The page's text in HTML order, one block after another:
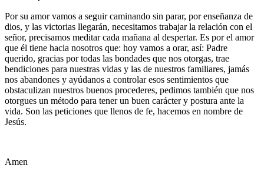
Por su amor vamos a seguir caminando sin parar, por enseñanza de
dios, y las victorias llegarán, necesitamos trabajar la relación con el
señor, precisamos meditar cada mañana al despertar. Es por el amor
que él tiene hacia nosotros que: hoy vamos a orar, así: Padre
querido, gracias por todas las bondades que nos otorgas, trae
bendiciones para nuestras vidas y las de nuestros familiares, jamás
nos abandones y ayúdanos a controlar esos sentimientos que
obstaculizan nuestros buenos procederes, pedimos también que nos
otorgues un método para tener un buen carácter y postura ante la
vida. Son las peticiones que llenos de fe, hacemos en nombre de
Jesús.
Amen